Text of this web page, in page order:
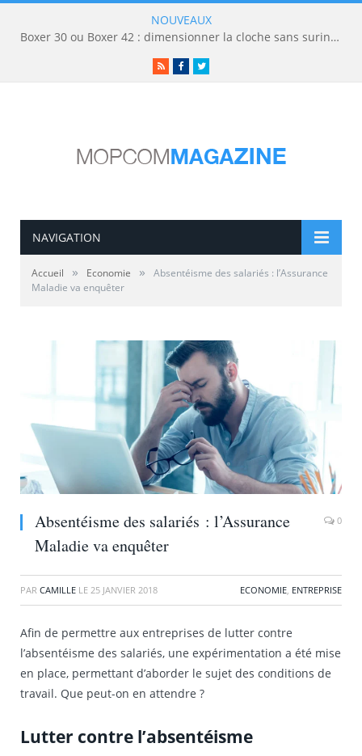
NOUVEAUX
Boxer 30 ou Boxer 42 : dimensionner la cloche sans surinvestir
RSSFacebookTwitter
NAVIGATION
Accueil » Economie »
Absentéisme des salariés : l’Assurance
Maladie va enquêter
Absentéisme des salariés : l’Assurance
Maladie va enquêter
0
PAR CAMILLE LE 25 JANVIER 2018 ECONOMIE, ENTREPRISE
Afin de permettre aux entreprises de lutter contre
l’absentéisme des salariés, une expérimentation a été mise
en place, permettant d’aborder le sujet des conditions de
travail. Que peut-on en attendre ?
Lutter contre l’absentéisme